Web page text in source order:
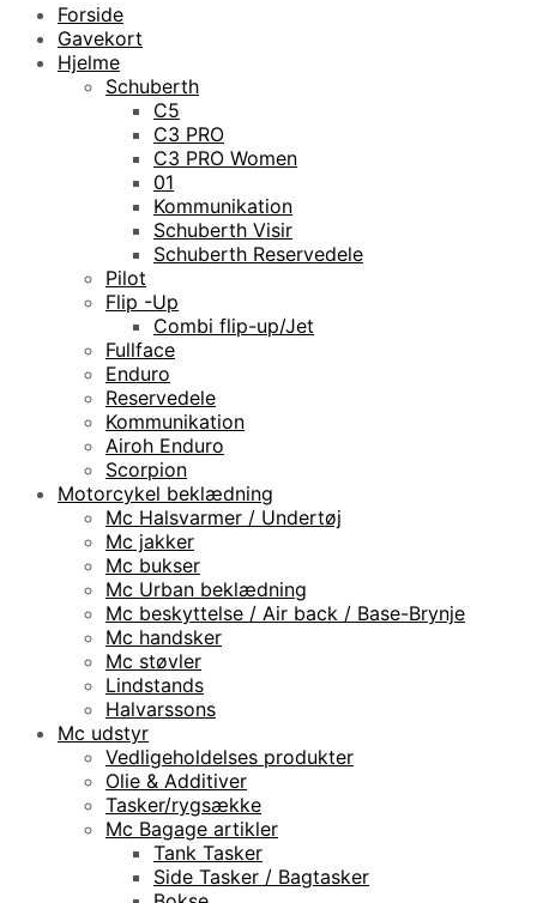
Forside
Gavekort
Hjelme
Schuberth
C5
C3 PRO
C3 PRO Women
01
Kommunikation
Schuberth Visir
Schuberth Reservedele
Pilot
Flip -Up
Combi flip-up/Jet
Fullface
Enduro
Reservedele
Kommunikation
Airoh Enduro
Scorpion
Motorcykel beklædning
Mc Halsvarmer / Undertøj
Mc jakker
Mc bukser
Mc Urban beklædning
Mc beskyttelse / Air back / Base-Brynje
Mc handsker
Mc støvler
Lindstands
Halvarssons
Mc udstyr
Vedligeholdelses produkter
Olie & Additiver
Tasker/rygsække
Mc Bagage artikler
Tank Tasker
Side Tasker / Bagtasker